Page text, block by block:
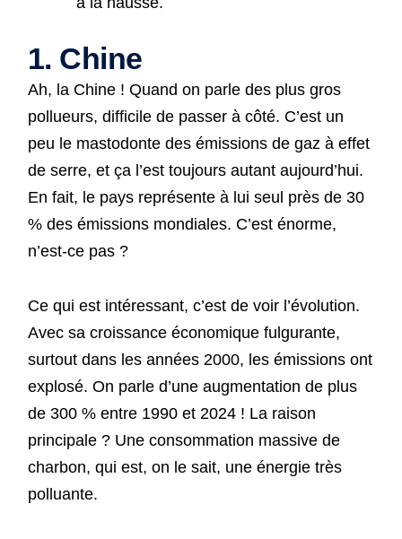
1. Chine
Ah, la Chine ! Quand on parle des plus gros
pollueurs, difficile de passer à côté. C’est un
peu le mastodonte des émissions de gaz à effet
de serre, et ça l’est toujours autant aujourd’hui.
En fait, le pays représente à lui seul près de 30
% des émissions mondiales. C’est énorme,
n’est-ce pas ?
Ce qui est intéressant, c’est de voir l’évolution.
Avec sa croissance économique fulgurante,
surtout dans les années 2000, les émissions ont
explosé. On parle d’une augmentation de plus
de 300 % entre 1990 et 2024 ! La raison
principale ? Une consommation massive de
charbon, qui est, on le sait, une énergie très
polluante.